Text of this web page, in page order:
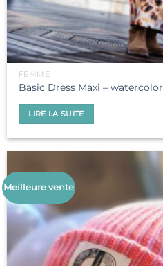
FEMME
Basic Dress Maxi – watercolor
LIRE LA SUITE
Meilleure vente